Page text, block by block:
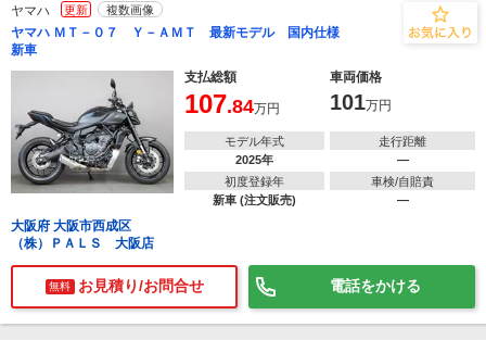
ヤマハ 更新 複数画像
ヤマハ ＭＴ－０７ Ｙ－ＡＭＴ 最新モデル 国内仕様
新車
支払総額
車両価格
107.84万円 101万円
モデル年式
2025年
走行距離
―
初度登録年
新車 (注文販売)
車検/自賠責
―
大阪府 大阪市西成区
（株）ＰＡＬＳ 大阪店
無料 お見積り/お問合せ 電話をかける